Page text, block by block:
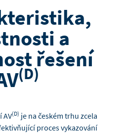
a
řešení
(D)
AV(D) je na českém trhu zcela
proces vykazování